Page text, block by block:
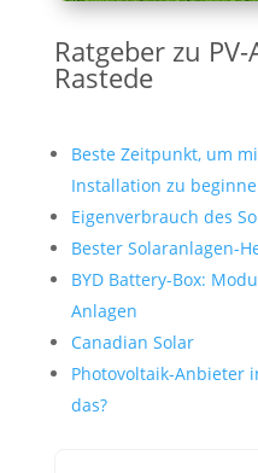
Ratgeber zu
Rastede
Beste Zeitpunkt, um
Installation zu
Eigenverbrauch des
Bester Solaranlagen-
BYD Battery-Box:
Anlagen
Canadian Solar
Photovoltaik-Anbieter
das?